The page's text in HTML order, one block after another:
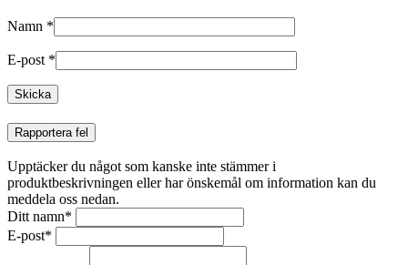
Namn *
E-post *
Rapportera fel
Upptäcker du något som kanske inte stämmer i
produktbeskrivningen eller har önskemål om information kan du
meddela oss nedan.
Ditt namn*
E-post*